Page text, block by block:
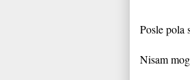
Posle pola
Nisam